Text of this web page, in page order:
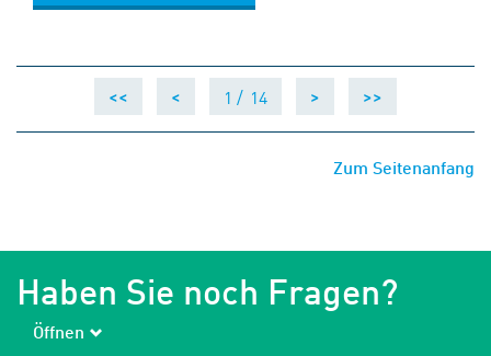
<< < 1 / 14 > >>
Zum Seitenanfang
Haben Sie noch Fragen?
Öffnen